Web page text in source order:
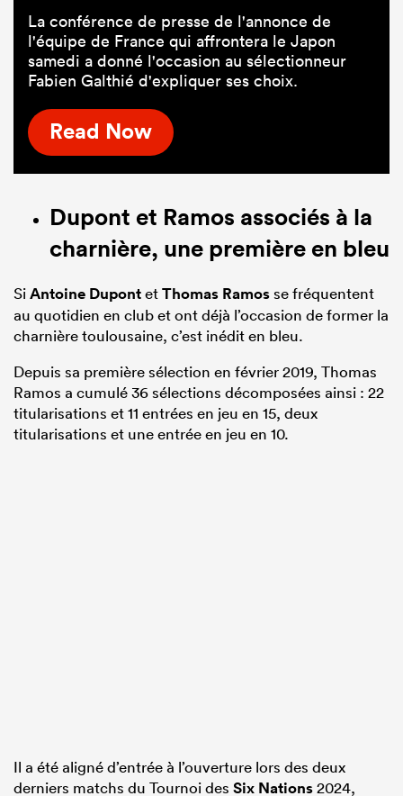
La conférence de presse de l'annonce de
l'équipe de France qui affrontera le Japon
samedi a donné l'occasion au sélectionneur
Fabien Galthié d'expliquer ses choix.
Read Now
Dupont et Ramos associés à la
charnière, une première en bleu
SiAntoine DupontetThomas Ramosse fréquentent
au quotidien en club et ont déjà l’occasion de former la
charnière toulousaine, c’est inédit en bleu.
Depuis sa première sélection en février 2019, Thomas
Ramos a cumulé 36 sélections décomposées ainsi : 22
titularisations et 11 entrées en jeu en 15, deux
titularisations et une entrée en jeu en 10.
Il a été aligné d’entrée à l’ouverture lors des deux
derniers matchs du Tournoi des Six Nations2024,